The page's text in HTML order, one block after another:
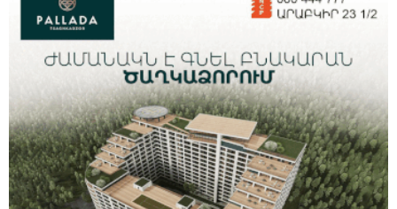
20:34:54 31-07-2026
Moody's affirms Converse Bank's ratings and
changes outlook to positive from stable
18:11:09 31-07-2026
New Achievements in Europe: "Armenian
Virtuosos" Scholarship Recipients Embark on
Educational Trips to Prestigious Music Academies